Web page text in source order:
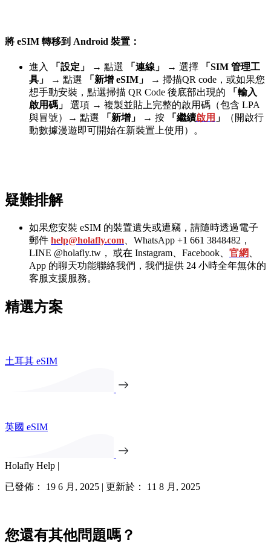
將 eSIM 轉移到 Android 裝置：
進入 「設定」 → 點選 「連線」 → 選擇
「SIM 管理工
具」
→ 點選 「新增 eSIM」 → 掃描QR code，或如果您
想手動安裝，點選掃描 QR Code 後底部出現的
「輸入
啟用碼」
選項 → 複製並貼上完整的啟用碼（包含 LPA
與冒號）
→ 點選 「新增」 → 按 「繼續啟用 」
（開啟行
動數據漫遊即可開始在新裝置上使用）。
疑難排解
如果您安裝 eSIM 的裝置遺失或遭竊，請隨時透過電子
郵件 help@holafly.com 、WhatsApp +1 661 3848482，
LINE @holafly.tw， 或在 Instagram、Facebook、 官網
App 的聊天功能聯絡我們，我們提供 24 小時全年無休的
客服支援服務。
精選方案
土耳其 eSIM
英國 eSIM
Holafly Help |
已發佈： 19 6 月, 2025 | 更新於： 11 8 月, 2025
您還有其他問題嗎？